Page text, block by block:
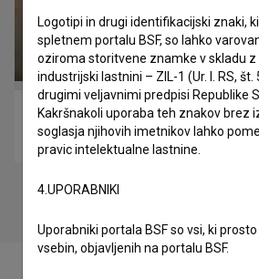
Osvoboditev Libida
glasbeni
Logotipi in drugi identifikacijski znaki,
spletnem portalu BSF, so lahko
oziroma storitvene znamke v skladu z
industrijski lastnini – ZIL-1 (Ur. l. RS, št.
drugimi veljavnimi predpisi Republike
Kakršnakoli uporaba teh znakov brez
soglasja njihovih imetnikov lahko
pravic intelektualne lastnine.
4.UPORABNIKI
Uporabniki portala BSF so vsi, ki
vsebin, objavljenih na portalu BSF.